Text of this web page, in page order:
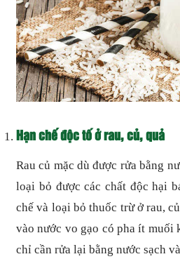
Hạn chế độc tố ở rau, củ, quả
Rau củ mặc dù được rửa bằng
loại bỏ được các chất độc hại
chế và loại bỏ thuốc trừ ở rau,
vào nước vo gạo có pha ít muối
chỉ cần rửa lại bằng nước sạch